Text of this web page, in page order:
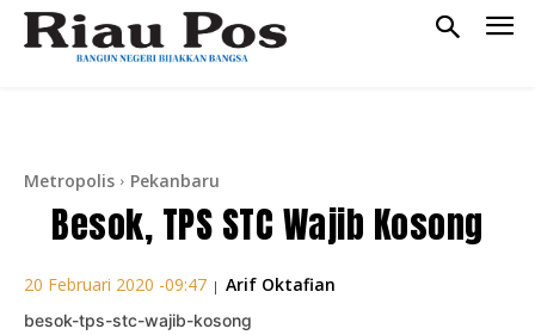
Metropolis Pekanbaru
Besok, TPS STC Wajib Kosong
20 Februari 2020 -09:47 | Arif Oktafian
besok-tps-stc-wajib-kosong